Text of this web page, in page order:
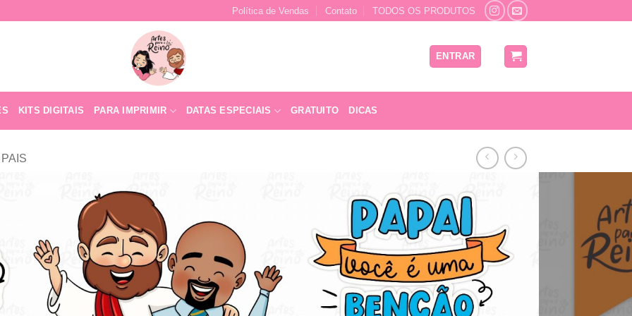
Política de Vendas Contato TODOS OS PRODUTOS
ENTRAR
KITS DIGITAIS PARA IMPRIMIR DATAS ESPECIAIS GRATUITO DICAS